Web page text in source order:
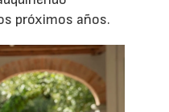
próximos años.